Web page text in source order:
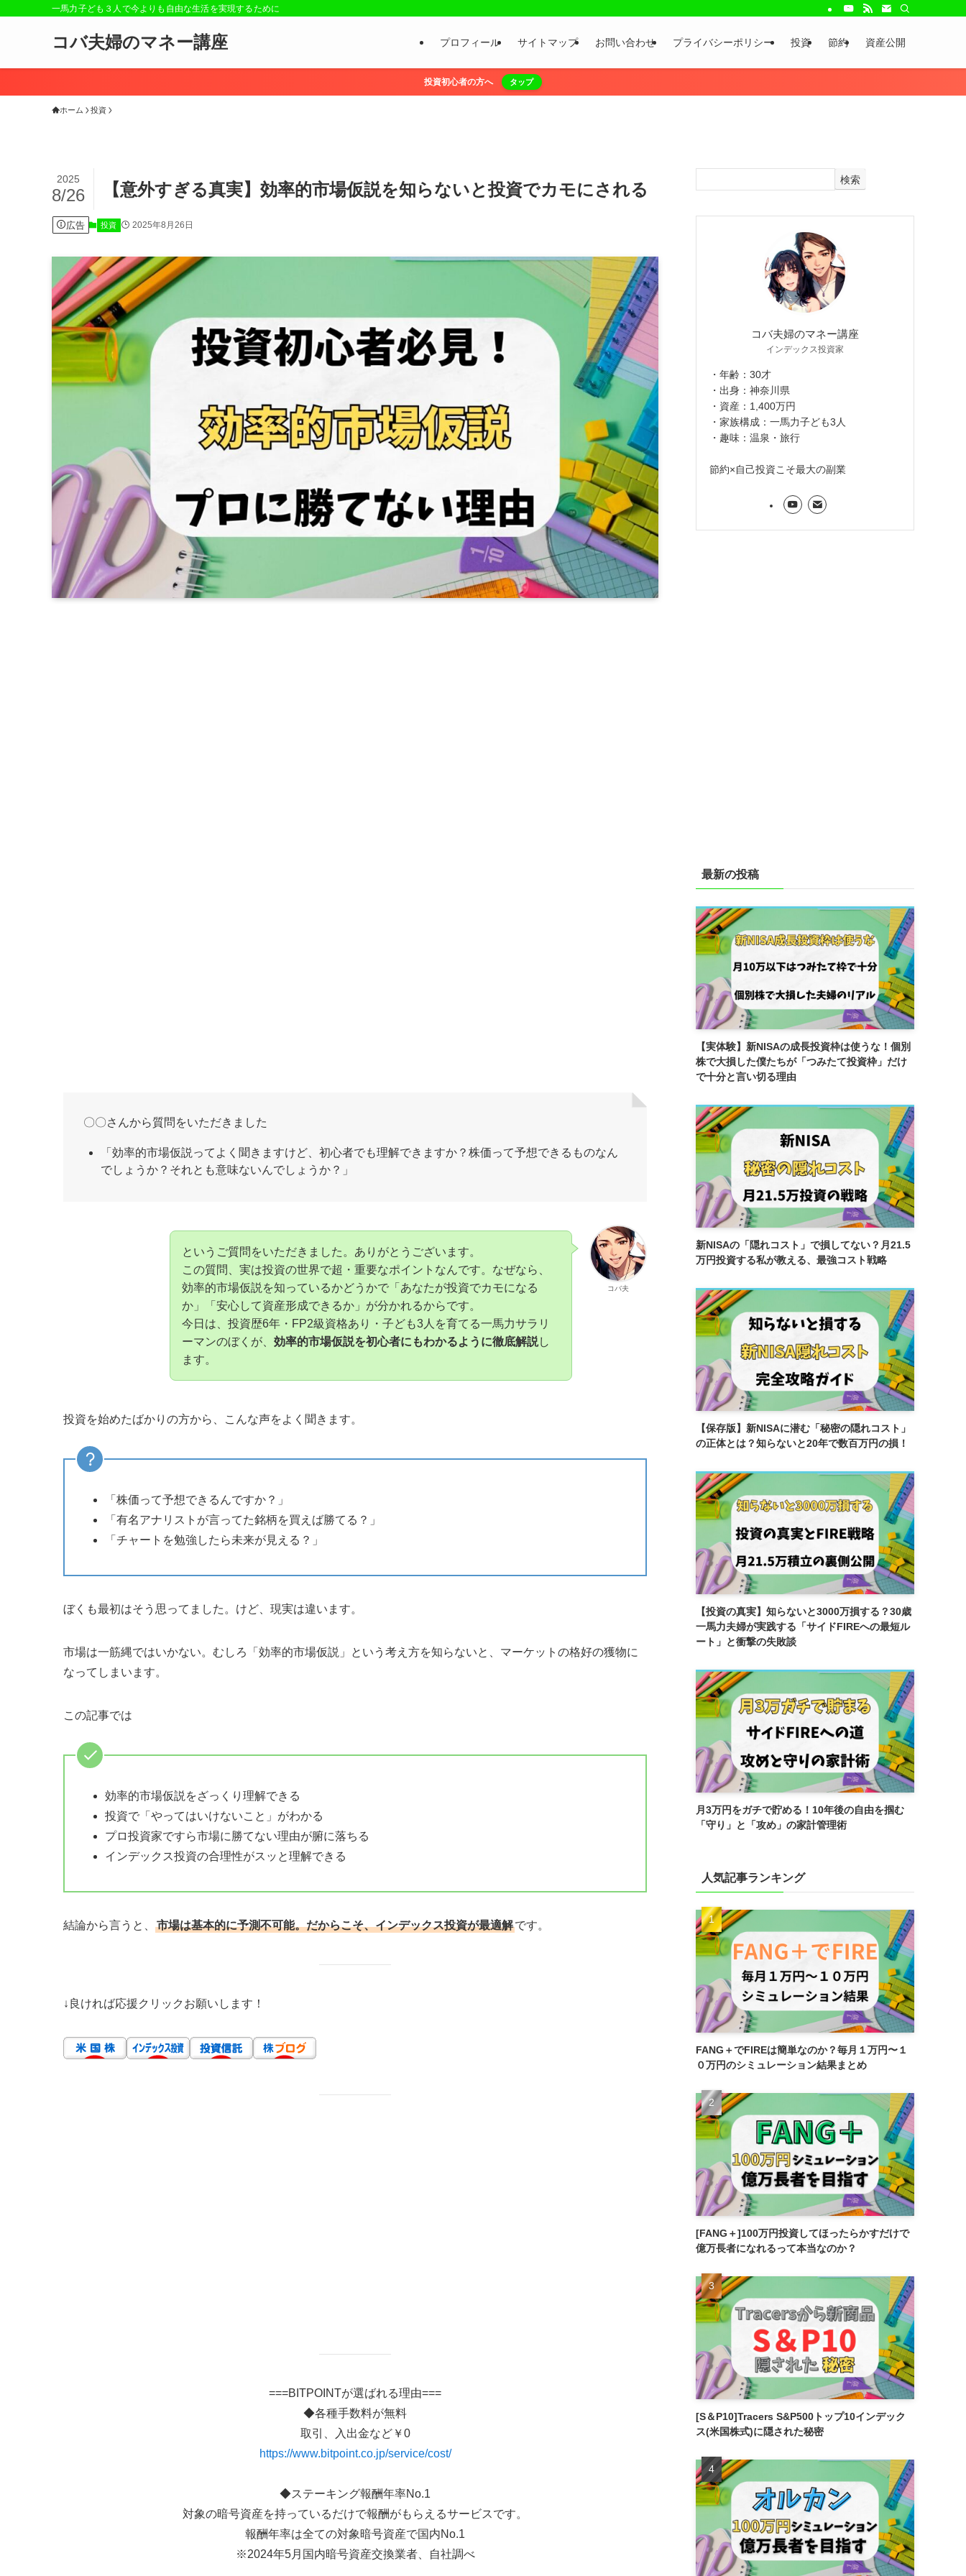
一馬力子ども３人で今よりも自由な生活を実現するために
コバ夫婦のマネー講座 プロフィール サイトマップ お問い合わせ プライバシーポリシー 投資 節約 資産公開
投資初心者の方へ タップ
ホーム 投資
【意外すぎる真実】効率的市場仮説を知らないと投資でカモにされる
2025
8/26
広告 投資 2025年8月26日
〇〇さんから質問をいただきました
「効率的市場仮説ってよく聞きますけど、初心者でも理解できますか？株価って予想できるものなん
でしょうか？それとも意味ないんでしょうか？」
コバ夫
というご質問をいただきました。ありがとうございます。
この質問、実は投資の世界で超・重要なポイントなんです。なぜなら、
効率的市場仮説を知っているかどうかで「あなたが投資でカモになる
か」「安心して資産形成できるか」が分かれるからです。
今日は、投資歴6年・FP2級資格あり・子ども3人を育てる一馬力サラリ
ーマンのぼくが、 効率的市場仮説を初心者にもわかるように徹底解説し
ます。
投資を始めたばかりの方から、こんな声をよく聞きます。
「株価って予想できるんですか？」
「有名アナリストが言ってた銘柄を買えば勝てる？」
「チャートを勉強したら未来が見える？」
ぼくも最初はそう思ってました。けど、現実は違います。
市場は一筋縄ではいかない。むしろ「効率的市場仮説」という考え方を知らないと、マーケットの格好の獲物に
なってしまいます。
この記事では
効率的市場仮説をざっくり理解できる
投資で「やってはいけないこと」がわかる
プロ投資家ですら市場に勝てない理由が腑に落ちる
インデックス投資の合理性がスッと理解できる
結論から言うと、 市場は基本的に予測不可能。だからこそ、インデックス投資が最適解です。
↓良ければ応援クリックお願いします！
===BITPOINTが選ばれる理由===
◆各種手数料が無料
取引、入出金など￥0
https://www.bitpoint.co.jp/service/cost/
◆ステーキング報酬年率No.1
対象の暗号資産を持っているだけで報酬がもらえるサービスです。
報酬年率は全ての対象暗号資産で国内No.1
※2024年5月国内暗号資産交換業者、自社調べ
検索
コバ夫婦のマネー講座
インデックス投資家
・年齢：30才
・出身：神奈川県
・資産：1,400万円
・家族構成：一馬力子ども3人
・趣味：温泉・旅行
節約×自己投資こそ最大の副業
最新の投稿
【実体験】新NISAの成長投資枠は使うな！個別
株で大損した僕たちが「つみたて投資枠」だけ
で十分と言い切る理由
新NISAの「隠れコスト」で損してない？月21.5
万円投資する私が教える、最強コスト戦略
【保存版】新NISAに潜む「秘密の隠れコスト」
の正体とは？知らないと20年で数百万円の損！
【投資の真実】知らないと3000万損する？30歳
一馬力夫婦が実践する「サイドFIREへの最短ル
ート」と衝撃の失敗談
月3万円をガチで貯める！10年後の自由を掴む
「守り」と「攻め」の家計管理術
人気記事ランキング
FANG＋でFIREは簡単なのか？毎月１万円〜１
０万円のシミュレーション結果まとめ
[FANG＋]100万円投資してほったらかすだけで
億万長者になれるって本当なのか？
[S＆P10]Tracers S&P500トップ10インデック
ス(米国株式)に隠された秘密